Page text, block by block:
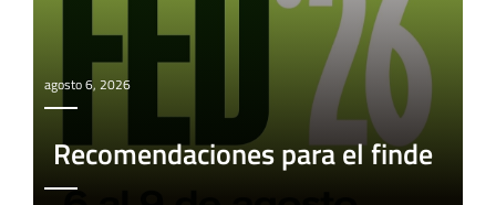
agosto 6, 2026
Recomendaciones para el finde